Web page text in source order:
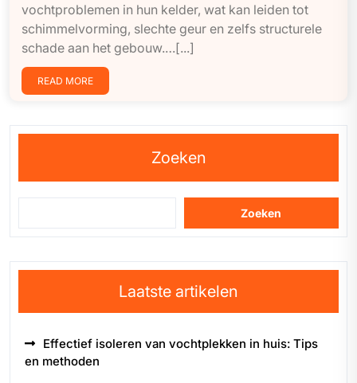
vochtproblemen in hun kelder, wat kan leiden tot
schimmelvorming, slechte geur en zelfs structurele
schade aan het gebouw.…[...]
READ MORE
Zoeken
Zoeken
Laatste artikelen
Effectief isoleren van vochtplekken in huis: Tips
en methoden